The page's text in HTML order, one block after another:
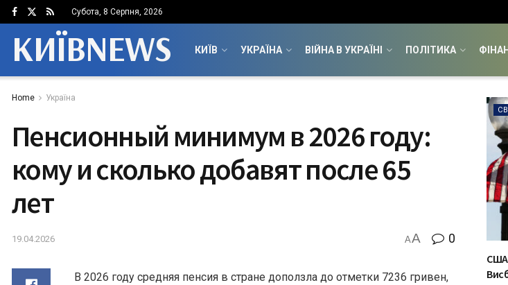
Субота, 8 Серпня, 2026
КИЇВNEWS КИЇВ УКРАЇНА ВІЙНА В УКРАЇНІ ПОЛІТИКА
Home Україна
Пенсионный минимум в 2026 году:
кому и сколько добавят после 65
лет
19.04.2026 AA 0
В 2026 году средняя пенсия в стране доползла до отметки 7236 гривен,
США